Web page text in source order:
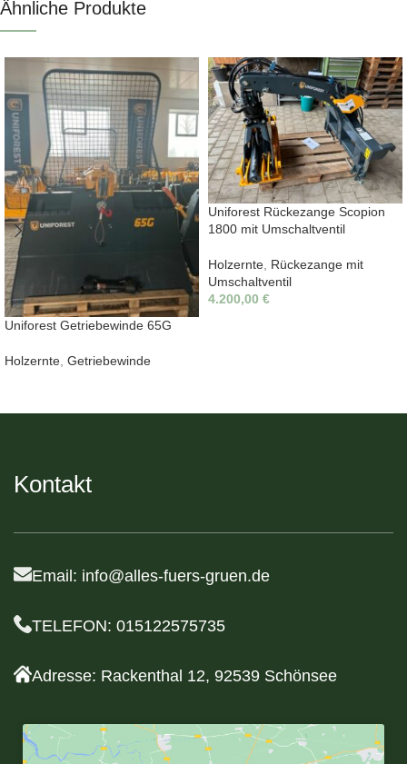
Ähnliche Produkte
Uniforest Getriebewinde 65G
Holzernte Getriebewinde
Uniforest Rückezange Scopion
1800 mit Umschaltventil
Holzernte Rückezange mit
Umschaltventil
4.200,00 €
Kontakt
Email: info@alles-fuers-gruen.de
TELEFON: 015122575735
Adresse: Rackenthal 12, 92539 Schönsee